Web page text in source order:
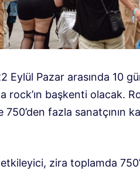
Eylül Pazar arasında 10
başkenti olacak.
fazla sanatçının
zira toplamda